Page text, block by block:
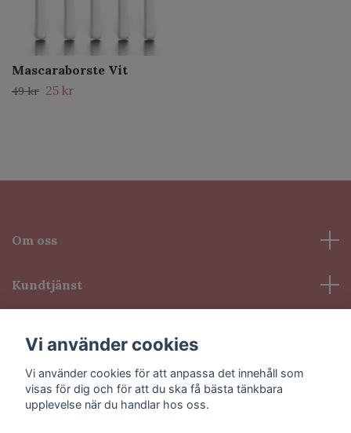
Mascaraborste Vit
49 kr 25 kr
Om oss
Kundtjänst
Sociala medier
Vi använder cookies
Vi använder cookies för att anpassa det innehåll som
visas för dig och för att du ska få bästa tänkbara
upplevelse när du handlar hos oss.